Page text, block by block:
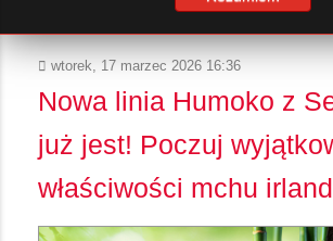
wtorek, 17 marzec 2026 16:36
Nowa linia Humoko z
już jest! Poczuj
właściwości mchu